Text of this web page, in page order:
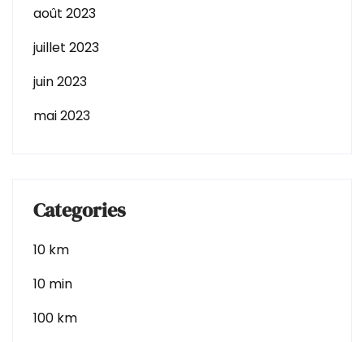
août 2023
juillet 2023
juin 2023
mai 2023
Categories
10 km
10 min
100 km